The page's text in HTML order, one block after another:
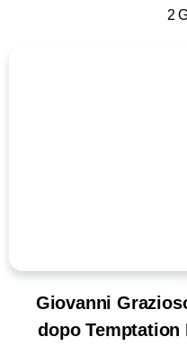
2
Giovanni
dopo